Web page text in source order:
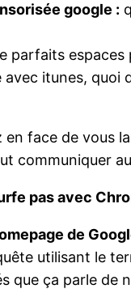
google :
parfaits espaces
itunes, quoi
face de vous
communiquer
pas avec
de
utilisant le
que ça parle de